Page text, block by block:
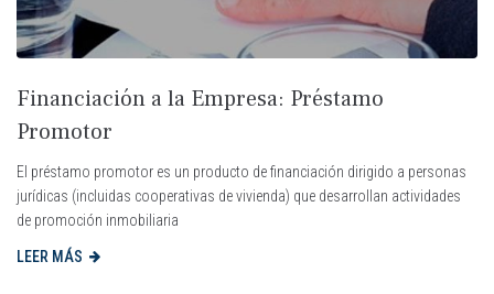
Financiación a la Empresa: Préstamo
Promotor
El préstamo promotor es un producto de financiación dirigido a personas
jurídicas (incluidas cooperativas de vivienda) que desarrollan actividades
de promoción inmobiliaria
LEER MÁS